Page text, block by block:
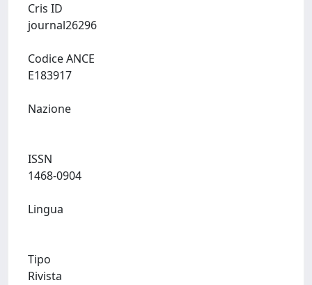
Cris ID
Codice ANCE
Nazione
ISSN
Lingua
Tipo
Rivista